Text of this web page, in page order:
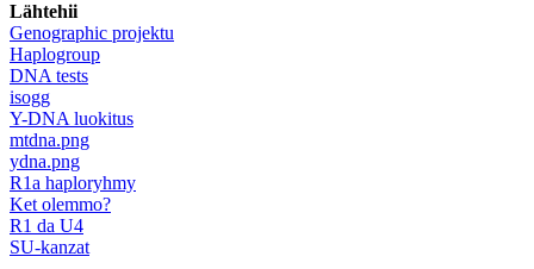
Lähtehii
Genographic projektu
Haplogroup
DNA tests
isogg
Y-DNA luokitus
mtdna.png
ydna.png
R1a haploryhmy
Ket olemmo?
R1 da U4
SU-kanzat